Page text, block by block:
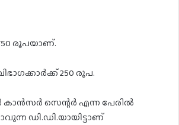
രൂപയാണ്.
250 രൂപ.
കാൻസർ സെന്റർ എന്ന പേരിൽ
ഡി.ഡി.യായിട്ടാണ്